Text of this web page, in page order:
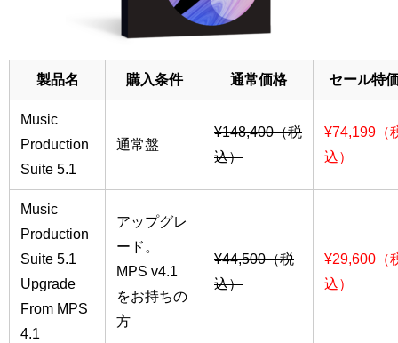
製品名 購入条件 通常価格 セール特
Music
Production
Suite 5.1
通常盤
¥148,400（税
込）
¥74,199（
込）
Music
Production
Suite 5.1
Upgrade
From MPS
4.1
アップグレ
ード。
MPS v4.1
をお持ちの
方
¥44,500（税
込）
¥29,600（
込）